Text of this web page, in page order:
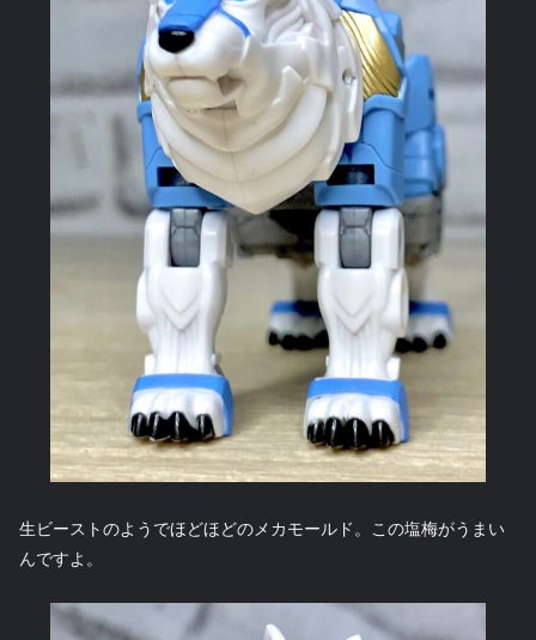
生ビーストのようでほどほどのメカモールド。この塩梅がうまい
んですよ。